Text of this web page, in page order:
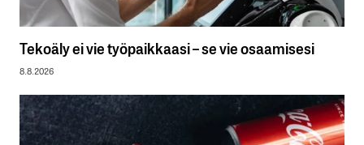
Tekoäly ei vie työpaikkaasi – se vie osaamisesi
8.8.2026